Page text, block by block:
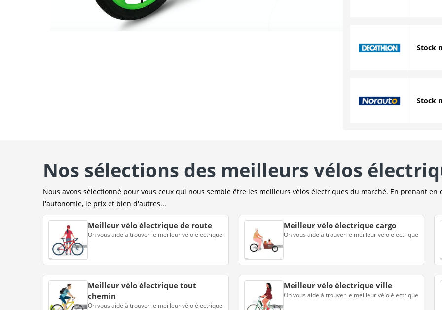
Stock
Stock
Nos sélections des meilleurs vélos
Nous avons sélectionné pour vous ceux qui nous semble être les meilleurs vélos électriques du marché. En prenant
l'autonomie, le prix et bien d'autres...
Meilleur vélo électrique de route
On vous aide à trouver le meilleur vélo électrique
Meilleur vélo électrique cargo
On vous aide à trouver le meilleur vélo électrique
Meilleur vélo électrique tout
chemin
On vous aide à trouver le meilleur vélo électrique
Meilleur vélo électrique ville
On vous aide à trouver le meilleur vélo électrique